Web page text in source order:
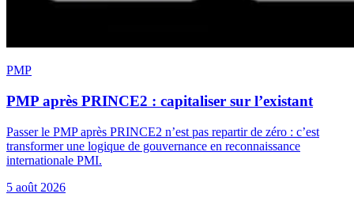
PMP
PMP après PRINCE2 : capitaliser sur l’existant
Passer le PMP après PRINCE2 n’est pas repartir de zéro : c’est
transformer une logique de gouvernance en reconnaissance
internationale PMI.
5 août 2026